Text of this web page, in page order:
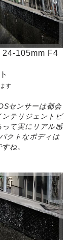
105mm F4
す
センサーは都会
テリジェントビ
て実にリアル感
クトなボディは
ね。